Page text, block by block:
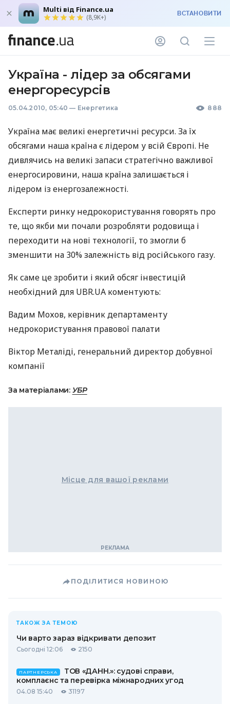
Multi від Finance.ua
(8,9K+) ВСТАНОВИТИ
Україна - лідер за обсягами
енергоресурсів
05.04.2010, 05:40 — Енергетика 888
Україна має великі енергетичні ресурси. За їх
обсягами наша країна є лідером у всій Європі. Не
дивлячись на великі запаси стратегічно важливої
енергосировини, наша країна залишається і
лідером із енергозалежності.
Експерти ринку недрокористування говорять про
те, що якби ми почали розробляти родовища і
переходити на нові технології, то змогли б
зменшити на 30% залежність від російського газу.
Як саме це зробити і який обсяг інвестицій
необхідний для UBR.UA коментують:
Вадим Мохов, керівник департаменту
недрокористування правової палати
Віктор Металіді, генеральний директор добувної
компанії
За матеріалами: УБР
Місце для вашої реклами
ПОДІЛИТИСЯ НОВИНОЮ
ТАКОЖ ЗА ТЕМОЮ
Чи варто зараз відкривати депозит
Сьогодні 12:06 2150
ПАРТНЕРСЬКА
ТОВ «ДАНН.»: судові справи,
комплаєнс та перевірка міжнародних угод
04.08 15:40 31197